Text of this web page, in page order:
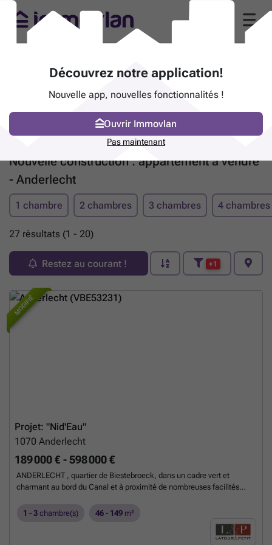
Nouvelle construction : appartement à vendre
- Anderlecht
1 chambre 2 chambres 3 chambres 4 chambres
27 résultats (1 - 20)
Restez au courant ! +1
MODIFIÉ
Projet: "Nid'Eau"
1070 Anderlecht
189 000 € - 598 000 €
ANDERLECHT , quartier de Biestebroeck, dans un cadre vert et
charmant au bord du Canal et à proximité de nombreuses facilités
NID’EAU " vous propose un ensemble de 43 APPARTEMENTS NEUFS
(du studio au 3 chambres) de 45 à 149 m² répartis dans 3 bâtiments
distincts et jouissant de belles TERRASSES et d’un JARDIN COMMUN
1 - 3 chambre(s) 46 - 149 m²
Découvrez notre application!
Nouvelle app, nouvelles fonctionnalités !
Ouvrir Immovlan
Pas maintenant